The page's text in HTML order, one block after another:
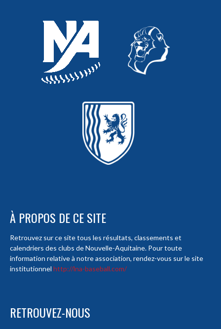
À PROPOS DE CE SITE
Retrouvez sur ce site tous les résultats, classements et
calendriers des clubs de Nouvelle-Aquitaine. Pour toute
information relative à notre association, rendez-vous sur le site
institutionnel http://lna-baseball.com/
RETROUVEZ-NOUS